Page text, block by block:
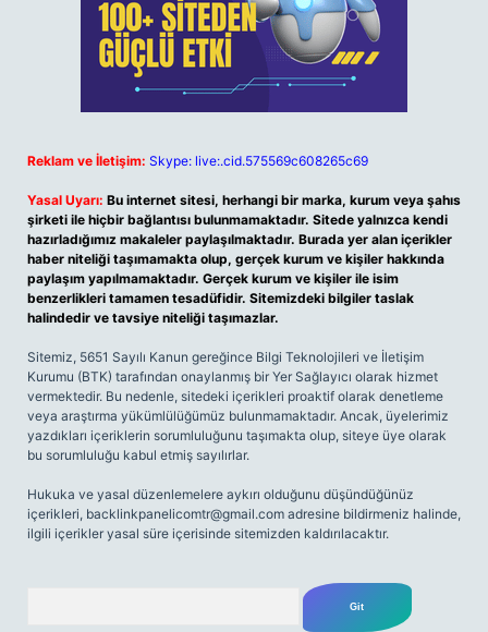
Reklam ve İletişim: Skype: live:.cid.575569c608265c69
Yasal Uyarı: Bu internet sitesi, herhangi bir marka, kurum veya şahıs
şirketi ile hiçbir bağlantısı bulunmamaktadır. Sitede yalnızca kendi
hazırladığımız makaleler paylaşılmaktadır. Burada yer alan içerikler
haber niteliği taşımamakta olup, gerçek kurum ve kişiler hakkında
paylaşım yapılmamaktadır. Gerçek kurum ve kişiler ile isim
benzerlikleri tamamen tesadüfidir. Sitemizdeki bilgiler taslak
halindedir ve tavsiye niteliği taşımazlar.
Sitemiz, 5651 Sayılı Kanun gereğince Bilgi Teknolojileri ve İletişim
Kurumu (BTK) tarafından onaylanmış bir Yer Sağlayıcı olarak hizmet
vermektedir. Bu nedenle, sitedeki içerikleri proaktif olarak denetleme
veya araştırma yükümlülüğümüz bulunmamaktadır. Ancak, üyelerimiz
yazdıkları içeriklerin sorumluluğunu taşımakta olup, siteye üye olarak
bu sorumluluğu kabul etmiş sayılırlar.
Hukuka ve yasal düzenlemelere aykırı olduğunu düşündüğünüz
içerikleri, backlinkpanelicomtr@gmail.com adresine bildirmeniz halinde,
ilgili içerikler yasal süre içerisinde sitemizden kaldırılacaktır.